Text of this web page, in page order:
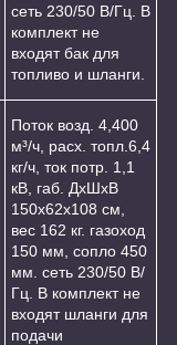
сеть 230/50 В/Гц. В
комплект не
входят бак для
топливо и шланги.
Поток возд. 4,400
м³/ч, расх. топл.6,4
кг/ч, ток потр. 1,1
кВ, габ. ДхШхВ
150x62х108 см,
вес 162 кг. газоход
150 мм, сопло 450
мм. сеть 230/50 В/
Гц. В комплект не
входят шланги для
подачи